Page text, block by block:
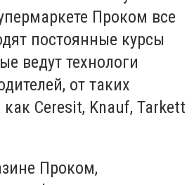
Проком все
постоянные курсы
ведут технологи
от таких
Ceresit, Knauf, Tarkett
Проком,